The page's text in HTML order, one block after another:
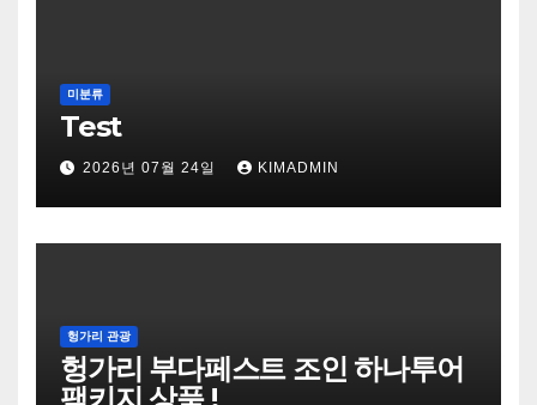
미분류
Test
2026년 07월 24일 KIMADMIN
헝가리 관광
헝가리 부다페스트 조인 하나투어
팩키지 상품 !